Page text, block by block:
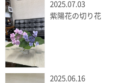
2025.07.03
紫陽花の切り花
2025.06.16